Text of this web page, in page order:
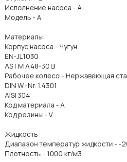
Исполнение насоса - A
Модель - A
Материалы:
Корпус насоса - Чугун
EN-JL1030
ASTM A48-30 B
Рабочее колесо - Нержавеющая
DIN W.-Nr. 1.4301
AISI 304
Код материала - A
Код резины - V
Жидкость:
Диапазон температур жидкости - -
Плотность - 1000 кг/м3